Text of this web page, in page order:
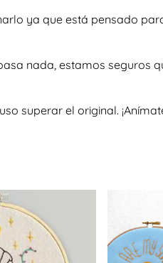
ya que está pensado
nada, estamos seguros
superar el original.